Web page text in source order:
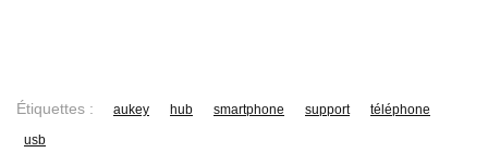
Étiquettes : aukey hub smartphone support
téléphone
usb